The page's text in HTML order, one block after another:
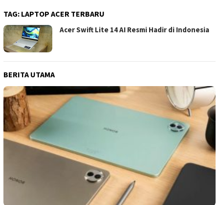
TAG: LAPTOP ACER TERBARU
Acer Swift Lite 14 AI Resmi Hadir di Indonesia
BERITA UTAMA